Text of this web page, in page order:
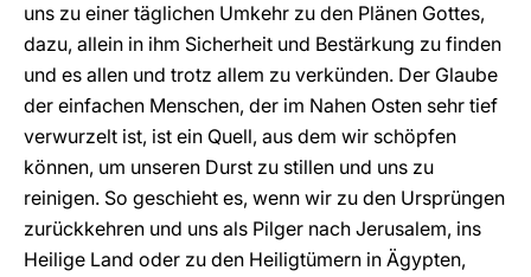
uns zu einer täglichen Umkehr zu den Plänen Gottes,
dazu, allein in ihm Sicherheit und Bestärkung zu finden
und es allen und trotz allem zu verkünden. Der Glaube
der einfachen Menschen, der im Nahen Osten sehr tief
verwurzelt ist, ist ein Quell, aus dem wir schöpfen
können, um unseren Durst zu stillen und uns zu
reinigen. So geschieht es, wenn wir zu den Ursprüngen
zurückkehren und uns als Pilger nach Jerusalem, ins
Heilige Land oder zu den Heiligtümern in Ägypten,